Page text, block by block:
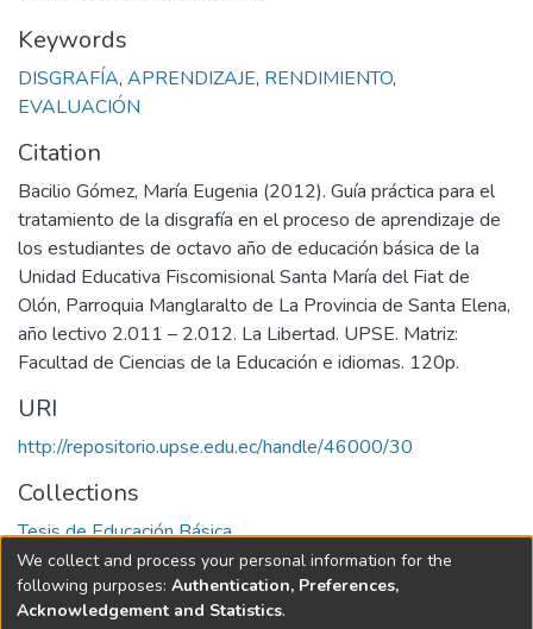
Keywords
DISGRAFÍA, APRENDIZAJE, RENDIMIENTO,
EVALUACIÓN
Citation
Bacilio Gómez, María Eugenia (2012). Guía práctica para el
tratamiento de la disgrafía en el proceso de aprendizaje de
los estudiantes de octavo año de educación básica de la
Unidad Educativa Fiscomisional Santa María del Fiat de
Olón, Parroquia Manglaralto de La Provincia de Santa Elena,
año lectivo 2.011 – 2.012. La Libertad. UPSE. Matriz:
Facultad de Ciencias de la Educación e idiomas. 120p.
URI
http://repositorio.upse.edu.ec/handle/46000/30
Collections
Tesis de Educación Básica
Full item page
We collect and process your personal information for the
following purposes: Authentication, Preferences,
Acknowledgement and Statistics.